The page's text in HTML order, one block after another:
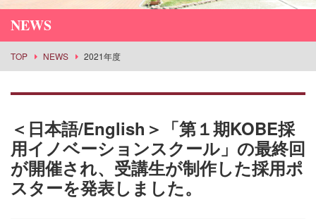
NEWS
TOP NEWS 2021年度
＜日本語/English＞「第１期KOBE採
用イノベーションスクール」の最終回
が開催され、受講生が制作した採用ポ
スターを発表しました。